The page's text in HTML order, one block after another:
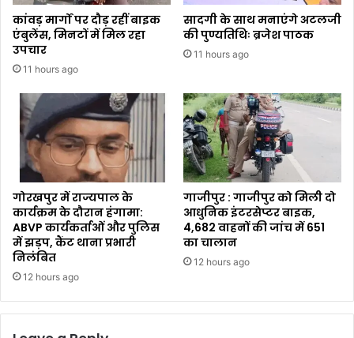
कांवड़ मार्गों पर दौड़ रहीं बाइक
एंबुलेंस, मिनटों में मिल रहा
उपचार
11 hours ago
सादगी के साथ मनाएंगे अटलजी
की पुण्यतिथिः ब्रजेश पाठक
11 hours ago
गोरखपुर में राज्यपाल के
कार्यक्रम के दौरान हंगामा:
ABVP कार्यकर्ताओं और पुलिस
में झड़प, कैंट थाना प्रभारी
निलंबित
12 hours ago
गाजीपुर : गाजीपुर को मिली दो
आधुनिक इंटरसेप्टर बाइक,
4,682 वाहनों की जांच में 651
का चालान
12 hours ago